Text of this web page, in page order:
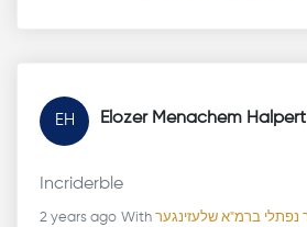
EH Elozer Menachem Halpert
Incriderble
2 years ago With